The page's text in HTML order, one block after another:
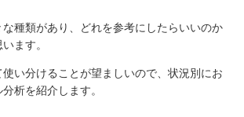
種類があり、どれを参考にしたらいいのか
ます。
い分けることが望ましいので、状況別にお
析を紹介します。